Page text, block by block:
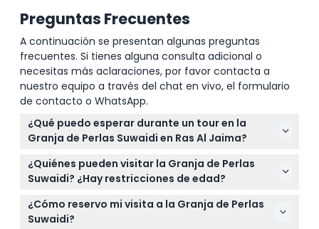
Preguntas Frecuentes
A continuación se presentan algunas preguntas
frecuentes. Si tienes alguna consulta adicional o
necesitas más aclaraciones, por favor contacta a
nuestro equipo a través del chat en vivo, el formulario
de contacto o WhatsApp.
¿Qué puedo esperar durante un tour en la
Granja de Perlas Suwaidi en Ras Al Jaima?
Su tour incluye un paseo tradicional en bote a
través de manglares hasta la plataforma flotante
de la granja de perlas, una exploración guiada del
patrimonio de la inmersión de perlas, apertura en
vivo de ostras y refrescos como té árabe, café y
¿Quiénes pueden visitar la Granja de Perlas
Suwaidi? ¿Hay restricciones de edad?
La granja recibe visitantes de todas las edades,
incluyendo adultos (13+), niños (9-12), infantes (5-
¿Cómo reservo mi visita a la Granja de Perlas
Suwaidi?